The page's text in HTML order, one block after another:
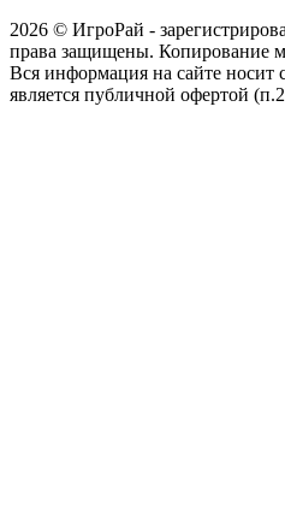
2026 © ИгроРай -
права защищены. Копирование
Вся информация на сайте носит
является публичной офертой